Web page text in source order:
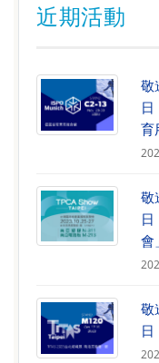
近期活動
敬
育
敬
會」
敬
日